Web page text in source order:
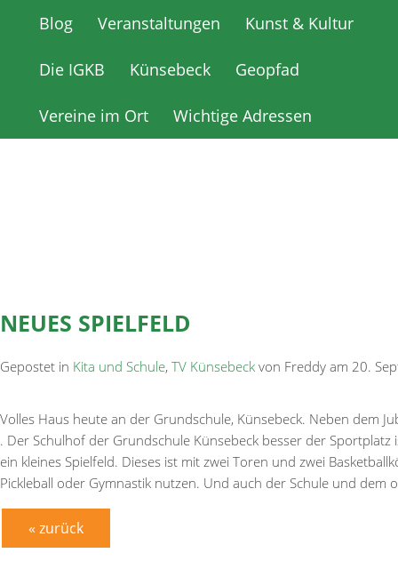
Blog Veranstaltungen Kunst & Kultur
Die IGKB Künsebeck Geopfad
Vereine im Ort Wichtige Adressen
Blog Veranstaltungen Kunst & Kultur
Die IGKB Künsebeck Geopfad
Vereine im Ort Wichtige Adressen
NEUES SPIELFELD
Gepostet in Kita und Schule, TV Künsebeck von Freddy am 20.
Volles Haus heute an der Grundschule, Künsebeck. Neben dem
. Der Schulhof der Grundschule Künsebeck besser der
ein kleines Spielfeld. Dieses ist mit zwei Toren und zwei
Pickleball oder Gymnastik nutzen. Und auch der Schule und
« zurück